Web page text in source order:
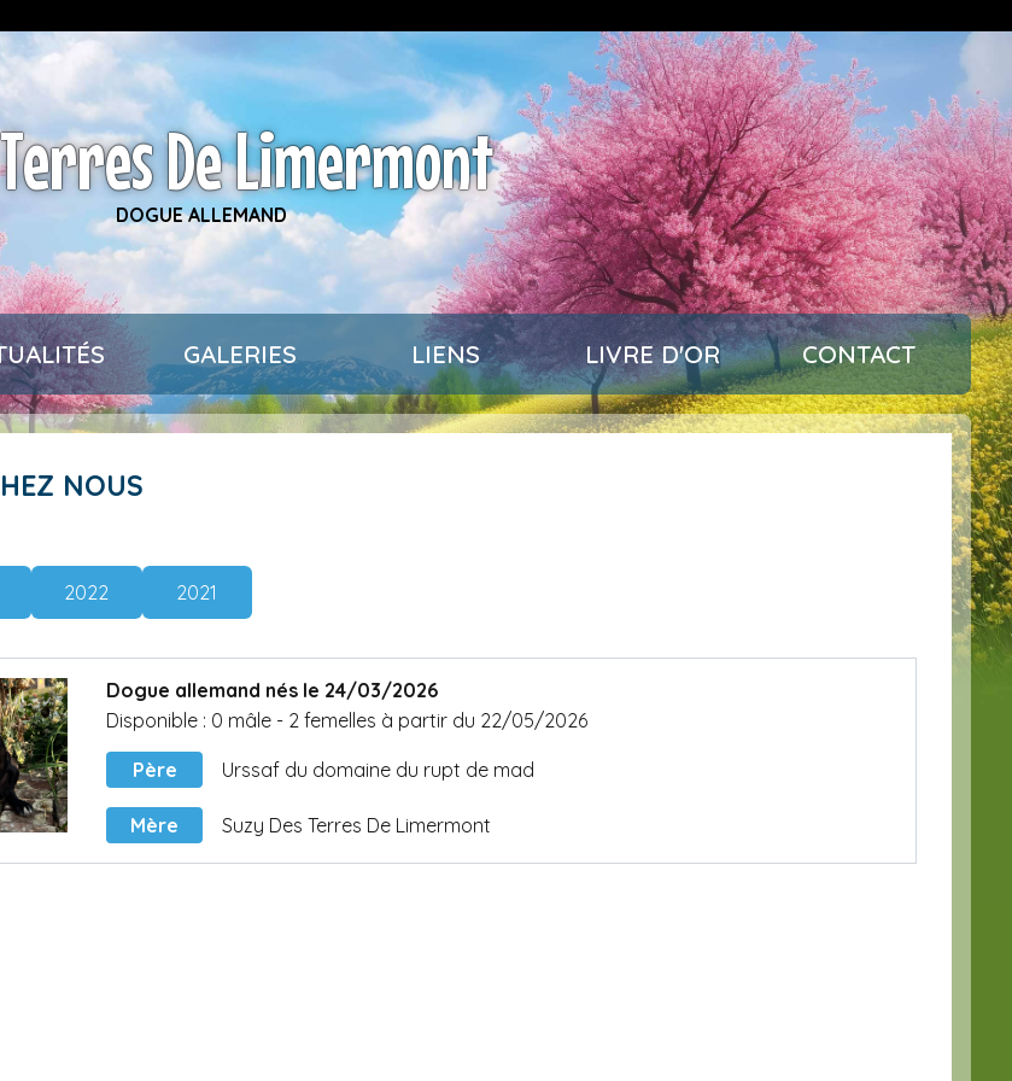
De Limermont
DOGUE ALLEMAND
GALERIES LIENS LIVRE D'OR CONTACT
NOUS
2022 2021
Dogue allemand nés le 24/03/2026
Disponible : 0 mâle - 2 femelles à partir du 22/05/2026
Père Urssaf du domaine du rupt de mad
Mère Suzy Des Terres De Limermont